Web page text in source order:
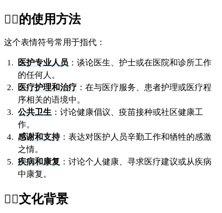
🧑‍⚕️的使用方法
这个表情符号常用于指代：
医护专业人员 ：谈论医生、护士或在医院和诊所工作
的任何人。
医疗护理和治疗 ：在与医疗服务、患者护理或医疗程
序相关的语境中。
公共卫生 ：讨论健康倡议、疫苗接种或社区健康工
作。
感谢和支持：表达对医护人员辛勤工作和牺牲的感激
之情。
疾病和康复 ：讨论个人健康、寻求医疗建议或从疾病
中康复。
🧑‍⚕️文化背景